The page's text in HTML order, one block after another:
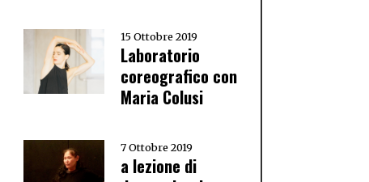
15 Ottobre 2019
Laboratorio
coreografico con
Maria Colusi
7 Ottobre 2019
a lezione di